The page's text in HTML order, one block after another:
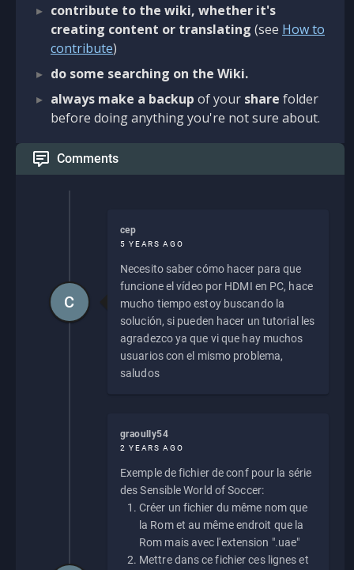
contribute to the wiki, whether it's
creating content or translating (see How to
contribute)
do some searching on the Wiki.
always make a backup of your share folder
before doing anything you're not sure about.
Comments
cep
5 YEARS AGO
Necesito saber cómo hacer para que
funcione el vídeo por HDMI en PC, hace
mucho tiempo estoy buscando la
solución, si pueden hacer un tutorial les
agradezco ya que vi que hay muchos
usuarios con el mismo problema,
saludos
C
graoully54
2 YEARS AGO
Exemple de fichier de conf pour la série
des Sensible World of Soccer:
Créer un fichier du même nom que
la Rom et au même endroit que la
Rom mais avec l'extension ".uae"
Mettre dans ce fichier ces lignes et